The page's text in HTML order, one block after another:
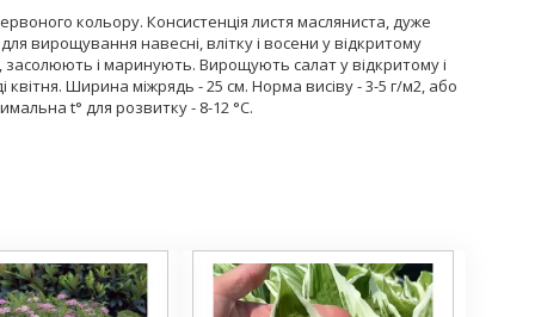
кольору. Консистенція листя масляниста, дуже
вирощування навесні, влітку і восени у відкритому
і маринують. Вирощують салат у відкритому і
Ширина міжрядь - 25 см. Норма висіву - 3-5 г/м2, або
t° для розвитку - 8-12 °С.